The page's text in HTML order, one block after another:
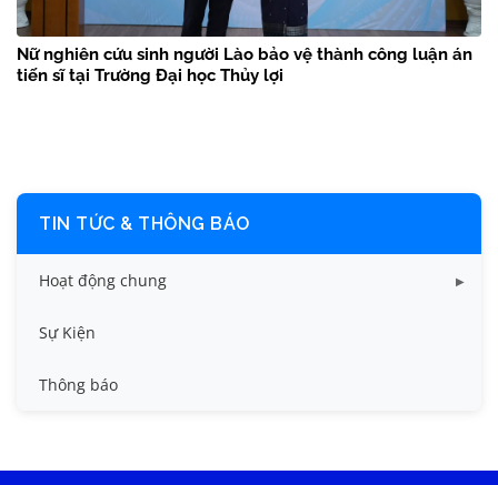
Nữ nghiên cứu sinh người Lào bảo vệ thành công luận án
tiến sĩ tại Trường Đại học Thủy lợi
TIN TỨC & THÔNG BÁO
Hoạt động chung
Tin công tác sinh viên
Tin đào tạo
Tin tức chung
Sự Kiện
Thông báo